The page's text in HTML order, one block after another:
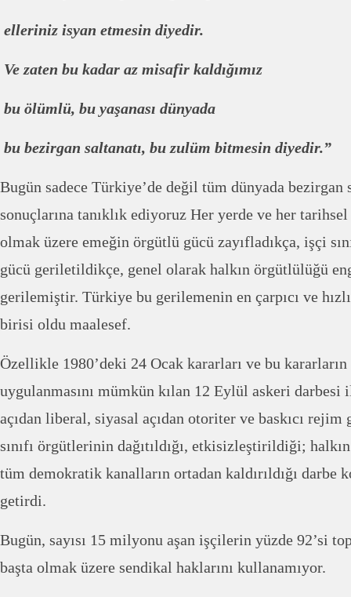
elleriniz isyan etmesin diyedir.
Ve zaten bu kadar az misafir kaldığımız
bu ölümlü, bu yaşanası dünyada
bu bezirgan saltanatı, bu zulüm bitmesin diyedir.”
Bugün sadece Türkiye’de değil tüm dünyada bezirgan
sonuçlarına tanıklık ediyoruz Her yerde ve her
olmak üzere emeğin örgütlü gücü zayıfladıkça, işçi
gücü geriletildikçe, genel olarak halkın örgütlülüğü
gerilemiştir. Türkiye bu gerilemenin en çarpıcı ve
birisi oldu maalesef.
Özellikle 1980’deki 24 Ocak kararları ve bu
uygulanmasını mümkün kılan 12 Eylül askeri
açıdan liberal, siyasal açıdan otoriter ve baskıcı
sınıfı örgütlerinin dağıtıldığı, etkisizleştirildiği; halkın
tüm demokratik kanalların ortadan kaldırıldığı darbe
getirdi.
Bugün, sayısı 15 milyonu aşan işçilerin yüzde 92’si
başta olmak üzere sendikal haklarını kullanamıyor.